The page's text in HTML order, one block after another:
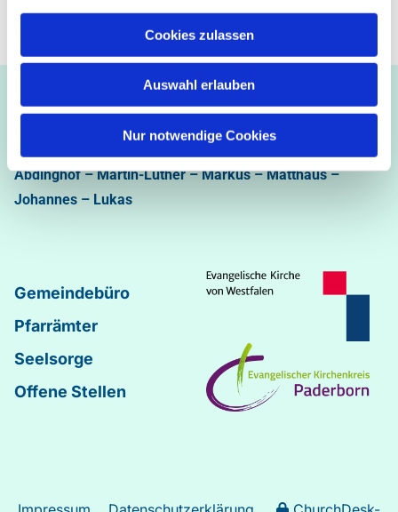
Cookies zulassen
Auswahl erlauben
Nur notwendige Cookies
Ev.-luth. Kirchengemeinde Paderborn
05251/5002-32 und 5002-33
Abdinghof–Martin-Luther–Markus–Matthäus–
Johannes – Lukas
Gemeindebüro
Pfarrämter
Seelsorge
Offene Stellen